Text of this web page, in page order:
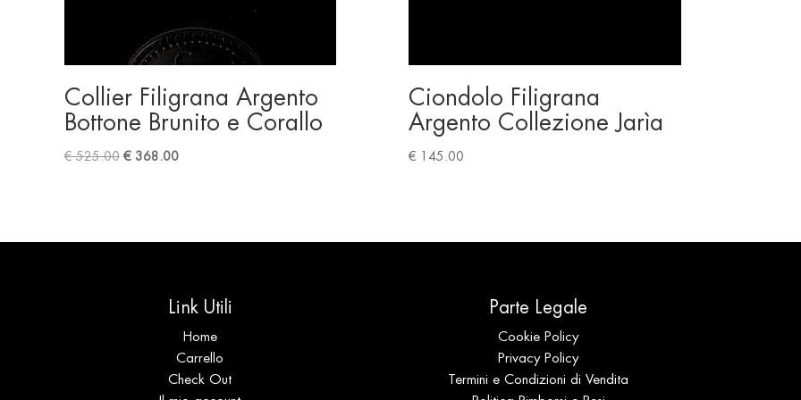
Collier Filigrana Argento
Bottone Brunito e Corallo
€525.00 Original
€368.00Current
Ciondolo Filigrana
Argento Collezione Jarìa
€ 145.00
Link Utili
Home
Carrello
Check Out
Parte Legale
Cookie Policy
Privacy Policy
Termini e Condizioni di Vendita